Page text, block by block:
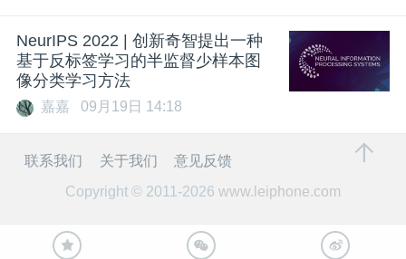
NeurIPS 2022 | 创新奇智提出一种
基于反标签学习的半监督少样本图
像分类学习方法
嘉嘉 09月19日 14:18
联系我们 关于我们
意见反馈
Copyright © 2011-2026 www.leiphone.com